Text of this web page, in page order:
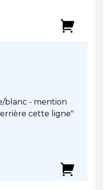
blanc - mention
cette ligne"